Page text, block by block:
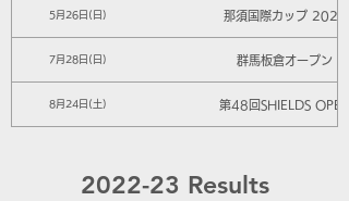
5月26日(日) 那須国際カップ 2024
7月28日(日) 群馬板倉オープン
8月24日(土) 第48回SHIELDS OPEN
2022-23 Results